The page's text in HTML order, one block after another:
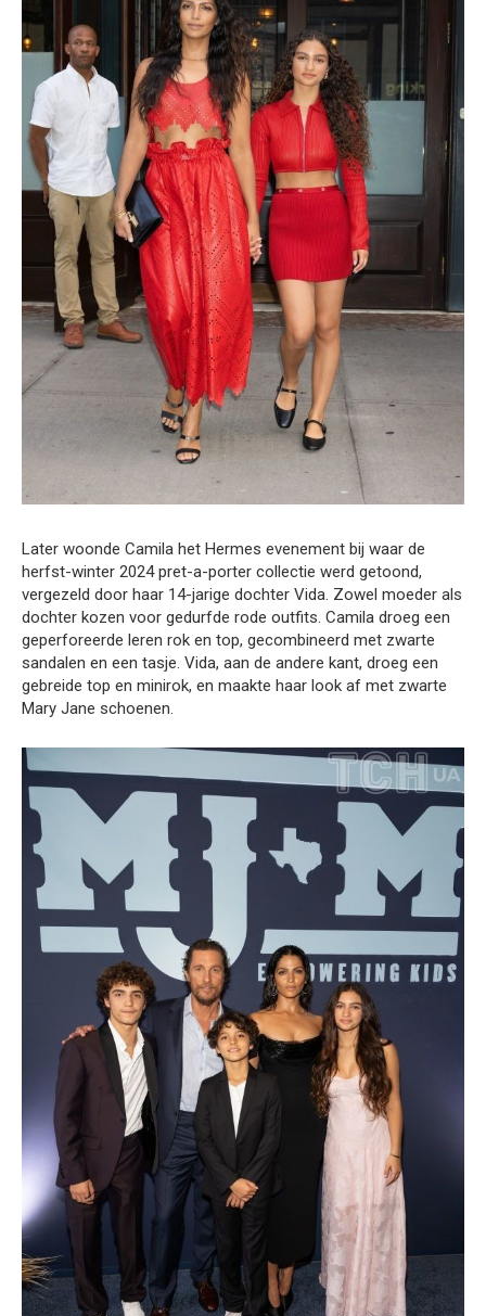
Later woonde Camila het Hermes evenement bij waar de
herfst-winter 2024 pret-a-porter collectie werd getoond,
vergezeld door haar 14-jarige dochter Vida. Zowel moeder als
dochter kozen voor gedurfde rode outfits. Camila droeg een
geperforeerde leren rok en top, gecombineerd met zwarte
sandalen en een tasje. Vida, aan de andere kant, droeg een
gebreide top en minirok, en maakte haar look af met zwarte
Mary Jane schoenen.